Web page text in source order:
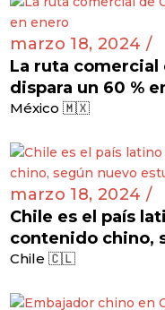
marzo 18, 2024 /
La ruta comercial
dispara un 60 %
México 🇲🇽
marzo 18, 2024 /
Chile es el país
contenido chino,
Chile 🇨🇱